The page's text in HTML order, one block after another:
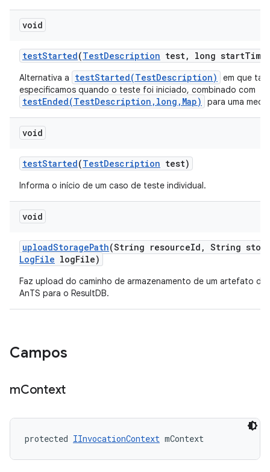
void
testStarted(TestDescription test, long start
Alternativa a testStarted(TestDescription)
em que
especificamos quando o teste foi iniciado, combinado com
testEnded(TestDescription,long,Map) para uma
void
testStarted(TestDescription test)
Informa o início de um caso de teste individual.
void
uploadStoragePath(String resourceId , String
LogFile logFile)
Faz upload do caminho de armazenamento de um artefato
AnTS para o ResultDB.
Campos
mContext
protected IInvocationContext mContext